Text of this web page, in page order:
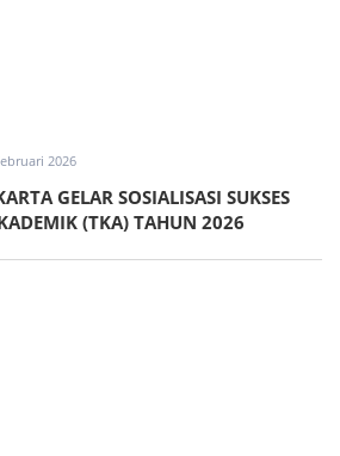
2026
GELAR SOSIALISASI SUKSES
(TKA) TAHUN 2026